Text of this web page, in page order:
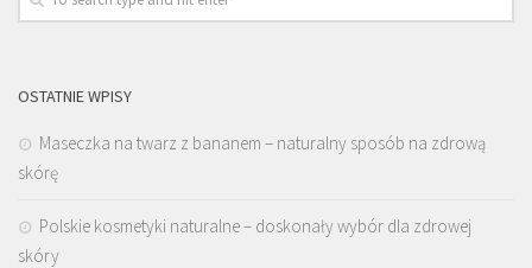
OSTATNIE WPISY
Maseczka na twarz z bananem – naturalny sposób na zdrową
skórę
Polskie kosmetyki naturalne – doskonały wybór dla zdrowej
skóry